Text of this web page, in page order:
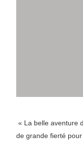
« La belle aventure
de grande fierté